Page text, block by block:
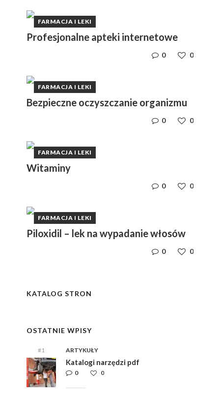
FARMACJA I LEKI
Profesjonalne apteki internetowe
0
0
FARMACJA I LEKI
Bezpieczne oczyszczanie organizmu
0
0
FARMACJA I LEKI
Witaminy
0
0
FARMACJA I LEKI
Piloxidil – lek na wypadanie włosów
0
0
KATALOG STRON
OSTATNIE WPISY
#1 ARTYKUŁY
Katalogi narzędzi pdf
0
0